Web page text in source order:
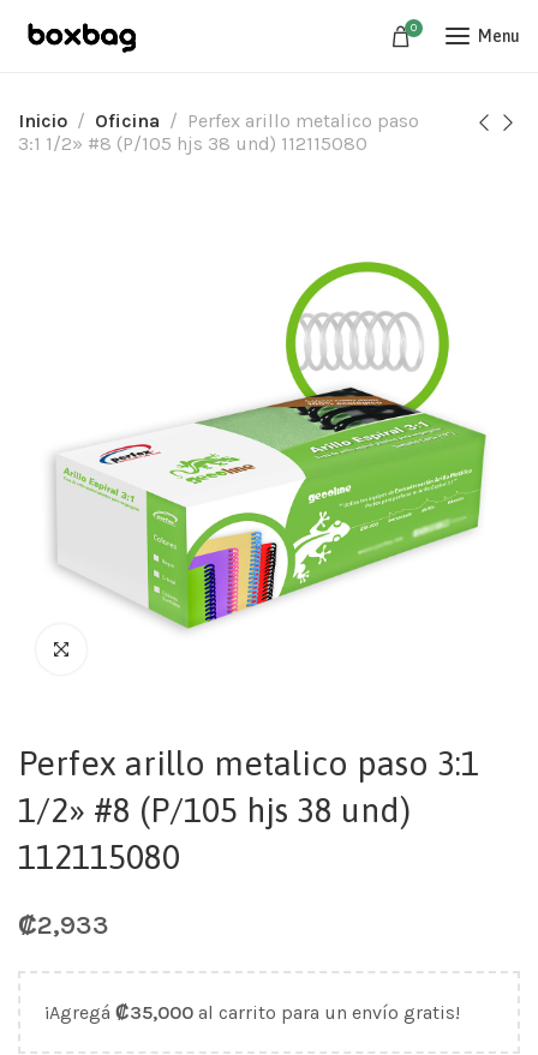
0 Menu
Inicio Oficina
Perfex arillo metalico paso
3:1 1/2» #8 (P/105 hjs 38 und) 112115080
Perfex arillo metalico paso 3:1
1/2» #8 (P/105 hjs 38 und)
112115080
₡2,933
¡Agregá ₡35,000 al carrito para un envío gratis!